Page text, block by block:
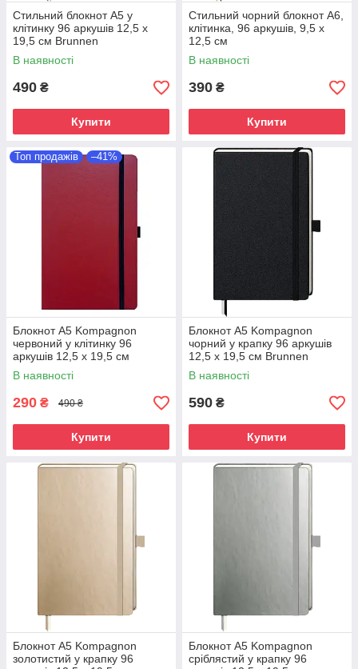
Стильний блокнот А5 у
клітинку 96 аркушів 12,5 х
19,5 см Brunnen
В наявності
490 ₴
Купити
Стильний чорний блокнот А6,
клітинка, 96 аркушів, 9,5 х
12,5 см
В наявності
390 ₴
Купити
Топ продажів –41%
Блокнот А5 Kompagnon
червоний у клітинку 96
аркушів 12,5 х 19,5 см
Brunnen 9030006759
В наявності
290 ₴ 490 ₴
Купити
Блокнот А5 Kompagnon
чорний у крапку 96 аркушів
12,5 х 19,5 см Brunnen
105522905
В наявності
590 ₴
Купити
Блокнот А5 Kompagnon
золотистий у крапку 96
Блокнот А5 Kompagnon
сріблястий у крапку 96